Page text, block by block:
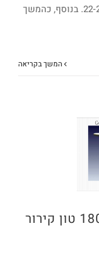
דנפוס בדנמרק בין התאריכים 22-24/10/2019. בנוסף, כהמשך
המשך בקריאה